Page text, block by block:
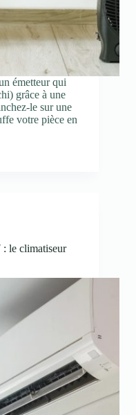
émetteur qui
grâce à une
le sur une
votre pièce en
le climatiseur